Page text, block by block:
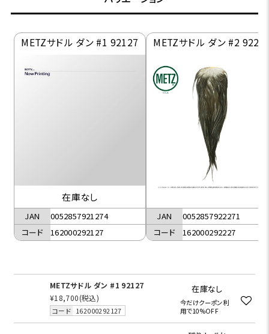
METZサドル ダン #1 92127
在庫なし
JAN
0052857921274
コード
162000292127
METZサドル ダン #2
JAN
0052857922271
コード
162000292227
METZサドル ダン #1 92127
¥18,700(税込)
コード 162000292127
在庫なし
今だけクーポン利
用で10%OFF